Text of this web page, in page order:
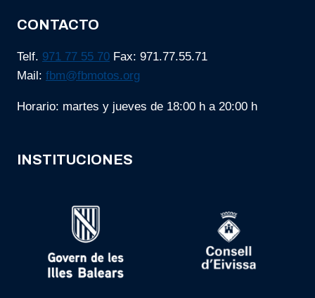
CONTACTO
Telf. 971 77 55 70 Fax: 971.77.55.71
Mail: fbm@fbmotos.org
Horario: martes y jueves de 18:00 h a 20:00 h
INSTITUCIONES